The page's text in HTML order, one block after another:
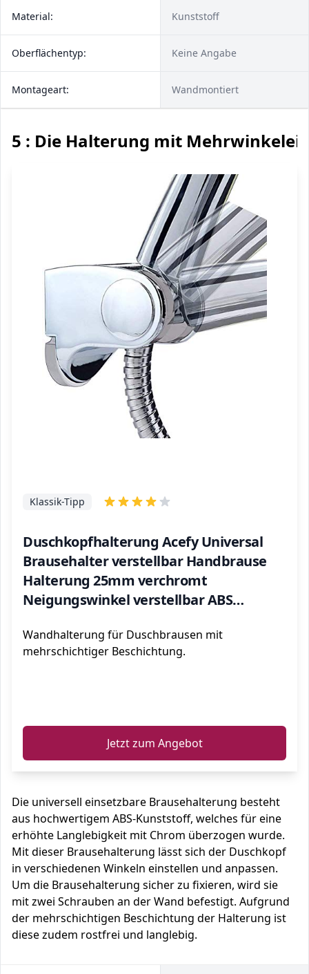
Material: Kunststoff
Oberflächentyp: Keine Angabe
Montageart: Wandmontiert
5 : Die Halterung mit
Duschkopfhalterung Acefy Universal
Brausehalter verstellbar Handbrause
Halterung 25mm verchromt
Neigungswinkel verstellbar ABS
Klassik-Tipp
Wandhalterung für Duschbrausen mit
mehrschichtiger Beschichtung.
Jetzt zum Angebot
Die universell einsetzbare Brausehalterung besteht
aus hochwertigem ABS-Kunststoff, welches für eine
erhöhte Langlebigkeit mit Chrom überzogen wurde.
Mit dieser Brausehalterung lässt sich der Duschkopf
in verschiedenen Winkeln einstellen und anpassen.
Um die Brausehalterung sicher zu fixieren, wird sie
mit zwei Schrauben an der Wand befestigt. Aufgrund
der mehrschichtigen Beschichtung der Halterung ist
diese zudem rostfrei und langlebig.